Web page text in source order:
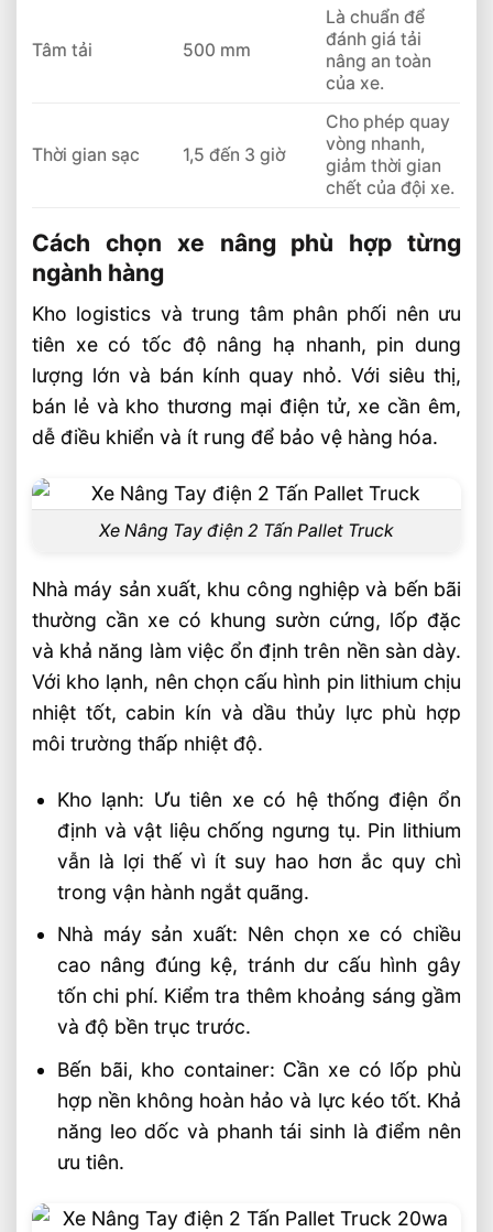
Tâm tải 500 mm
Là chuẩn để
đánh giá tải
nâng an toàn
của xe.
Thời gian sạc 1,5 đến 3 giờ
Cho phép quay
vòng nhanh,
giảm thời gian
chết của đội xe.
Cách chọn xe nâng phù hợp từng
ngành hàng
Kho logistics và trung tâm phân phối nên ưu
tiên xe có tốc độ nâng hạ nhanh, pin dung
lượng lớn và bán kính quay nhỏ. Với siêu thị,
bán lẻ và kho thương mại điện tử, xe cần êm,
dễ điều khiển và ít rung để bảo vệ hàng hóa.
Xe Nâng Tay điện 2 Tấn Pallet Truck
Nhà máy sản xuất, khu công nghiệp và bến bãi
thường cần xe có khung sườn cứng, lốp đặc
và khả năng làm việc ổn định trên nền sàn dày.
Với kho lạnh, nên chọn cấu hình pin lithium chịu
nhiệt tốt, cabin kín và dầu thủy lực phù hợp
môi trường thấp nhiệt độ.
Kho lạnh: Ưu tiên xe có hệ thống điện ổn
định và vật liệu chống ngưng tụ. Pin lithium
vẫn là lợi thế vì ít suy hao hơn ắc quy chì
trong vận hành ngắt quãng.
Nhà máy sản xuất: Nên chọn xe có chiều
cao nâng đúng kệ, tránh dư cấu hình gây
tốn chi phí. Kiểm tra thêm khoảng sáng gầm
và độ bền trục trước.
Bến bãi, kho container: Cần xe có lốp phù
hợp nền không hoàn hảo và lực kéo tốt. Khả
năng leo dốc và phanh tái sinh là điểm nên
ưu tiên.